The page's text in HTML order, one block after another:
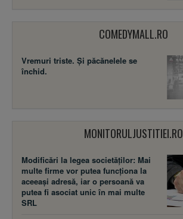
COMEDYMALL.RO
Vremuri triste. Şi păcănelele se
închid.
MONITORULJUSTITIEI.RO
Modificări la legea societăţilor: Mai
multe firme vor putea funcţiona la
aceeaşi adresă, iar o persoană va
putea fi asociat unic în mai multe
SRL